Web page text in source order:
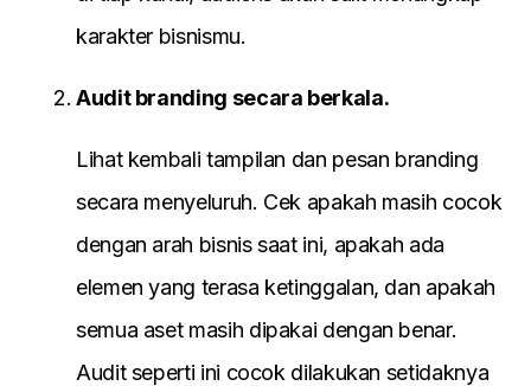
karakter bisnismu.
Audit branding secara berkala.
Lihat kembali tampilan dan pesan branding
secara menyeluruh. Cek apakah masih cocok
dengan arah bisnis saat ini, apakah ada
elemen yang terasa ketinggalan, dan apakah
semua aset masih dipakai dengan benar.
Audit seperti ini cocok dilakukan setidaknya